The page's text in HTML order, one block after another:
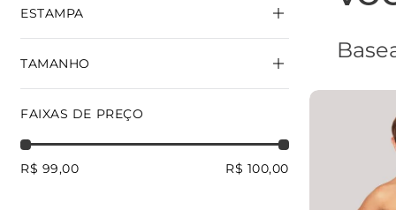
ESTAMPA
TAMANHO
FAIXAS DE PREÇO
R$ 99,00 R$ 100,00